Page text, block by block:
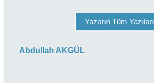
Yazarın Tüm Yazıları
Abdullah AKGÜL